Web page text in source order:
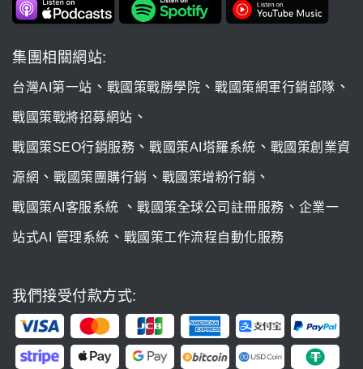
集團相關網站:
台灣AI第一站 、 戰國策戰勝學院 、 戰國策網軍行銷部隊 、
戰國策戰將招募網站 、
戰國策SEO行銷服務 、 戰國策AI塔羅系統 、 戰國策創業資
源網 、 戰國策團購行銷 、 戰國策增粉行銷 、
戰國策AI客服系統 、 戰國策全球公司註冊服務 、 企業一
站式AI 管理系統 、 戰國策工作流程自動化服務
我們接受付款方式: